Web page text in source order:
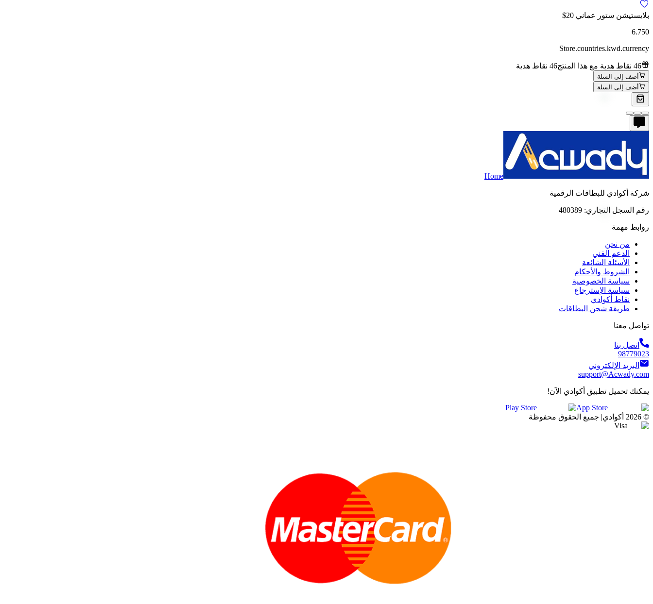
بلايستيشن ستور عماني 20$
6.750
Store.countries.kwd.currency
46 نقاط هدية مع هذا المنتج 46 نقاط هدية
أضف إلى السلة
أضف إلى السلة
Home
شركة أكوادي للبطاقات الرقمية
رقم السجل التجاري: 480389
روابط مهمة
من نحن
الدعم الفني
الأسئلة الشائعة
الشروط والأحكام
سياسة الخصوصية
سياسة الإسترجاع
نقاط أكوادي
طريقة شحن البطاقات
تواصل معنا
اتصل بنا
98779023
البريد الإلكتروني
support@Acwady.com
يمكنك تحميل تطبيق أكوادي الآن!
Play Store
App Store
©
2026 أكوادي| جميع الحقوق محفوظة
Visa